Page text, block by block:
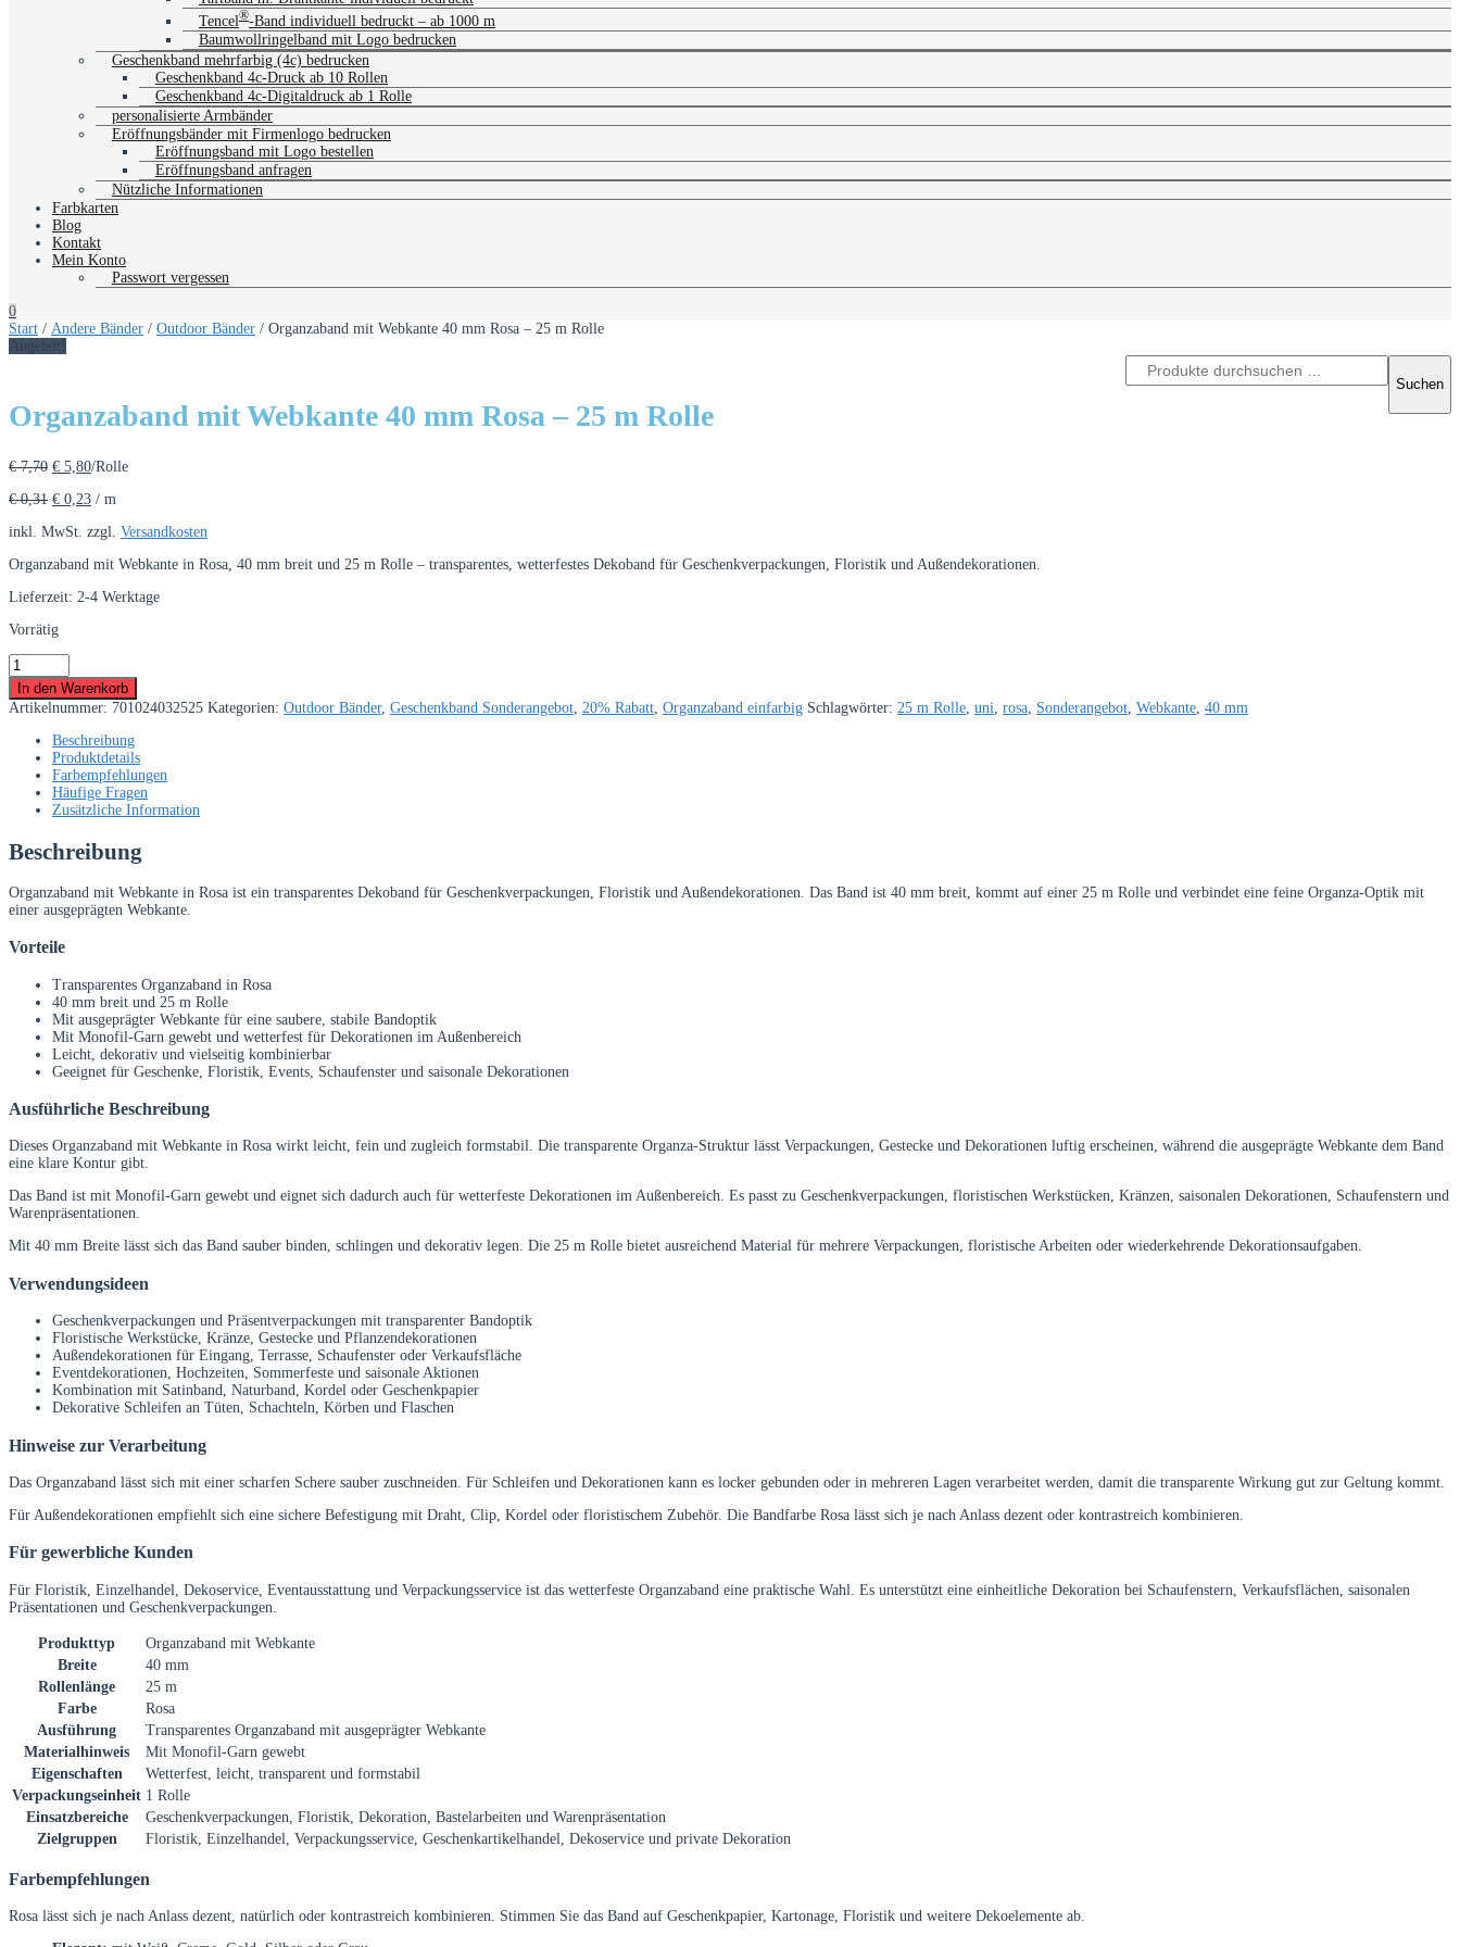
Tencel®-Band individuell bedruckt – ab 1000 m
Baumwollringelband mit Logo bedrucken
Geschenkband mehrfarbig (4c) bedrucken
Geschenkband 4c-Druck ab 10 Rollen
Geschenkband 4c-Digitaldruck ab 1 Rolle
personalisierte Armbänder
Eröffnungsbänder mit Firmenlogo bedrucken
Eröffnungsband mit Logo bestellen
Eröffnungsband anfragen
Nützliche Informationen
Farbkarten
Blog
Kontakt
Mein Konto
Passwort vergessen
0
Start / Andere Bänder / Outdoor Bänder / Organzaband mit Webkante 40 mm Rosa – 25 m Rolle
Organzaband mit Webkante 40 mm Rosa – 25 m Rolle
€7,70 Ursprünglicher
war:
€ 5,80Aktueller
ist:
/Rolle
€0,31 € 0,23 / m
inkl. MwSt. zzgl. Versandkosten
Organzaband mit Webkante in Rosa, 40 mm breit und 25 m Rolle – transparentes, wetterfestes Dekoband für Geschenkverpackungen, Floristik und Außendekorationen.
Lieferzeit: 2-4 Werktage
Vorrätig
Organzaband
mit
Webkante
40
Rosa
Rolle
In den Warenkorb
Artikelnummer: 701024032525 Kategorien: Outdoor Bänder, Geschenkband Sonderangebot, 20% Rabatt, Organzaband einfarbig Schlagwörter: 25 m Rolle, uni, rosa, Sonderangebot, Webkante, 40 mm
Beschreibung
Produktdetails
Farbempfehlungen
Häufige Fragen
Zusätzliche Information
Beschreibung
Organzaband mit Webkante in Rosa ist ein transparentes Dekoband für Geschenkverpackungen, Floristik und Außendekorationen. Das Band ist 40 mm breit, kommt auf einer 25 m Rolle und verbindet eine feine Organza-Optik mit
einer ausgeprägten Webkante.
Vorteile
Transparentes Organzaband in Rosa
40 mm breit und 25 m Rolle
Mit ausgeprägter Webkante für eine saubere, stabile Bandoptik
Mit Monofil-Garn gewebt und wetterfest für Dekorationen im Außenbereich
Leicht, dekorativ und vielseitig kombinierbar
Geeignet für Geschenke, Floristik, Events, Schaufenster und saisonale Dekorationen
Ausführliche Beschreibung
Dieses Organzaband mit Webkante in Rosa wirkt leicht, fein und zugleich formstabil. Die transparente Organza-Struktur lässt Verpackungen, Gestecke und Dekorationen luftig erscheinen, während die ausgeprägte Webkante dem Band
eine klare Kontur gibt.
Das Band ist mit Monofil-Garn gewebt und eignet sich dadurch auch für wetterfeste Dekorationen im Außenbereich. Es passt zu Geschenkverpackungen, floristischen Werkstücken, Kränzen, saisonalen Dekorationen, Schaufenstern und
Warenpräsentationen.
Mit 40 mm Breite lässt sich das Band sauber binden, schlingen und dekorativ legen. Die 25 m Rolle bietet ausreichend Material für mehrere Verpackungen, floristische Arbeiten oder wiederkehrende Dekorationsaufgaben.
Verwendungsideen
Geschenkverpackungen und Präsentverpackungen mit transparenter Bandoptik
Floristische Werkstücke, Kränze, Gestecke und Pflanzendekorationen
Außendekorationen für Eingang, Terrasse, Schaufenster oder Verkaufsfläche
Eventdekorationen, Hochzeiten, Sommerfeste und saisonale Aktionen
Kombination mit Satinband, Naturband, Kordel oder Geschenkpapier
Dekorative Schleifen an Tüten, Schachteln, Körben und Flaschen
Hinweise zur Verarbeitung
Das Organzaband lässt sich mit einer scharfen Schere sauber zuschneiden. Für Schleifen und Dekorationen kann es locker gebunden oder in mehreren Lagen verarbeitet werden, damit die transparente Wirkung gut zur Geltung kommt.
Für Außendekorationen empfiehlt sich eine sichere Befestigung mit Draht, Clip, Kordel oder floristischem Zubehör. Die Bandfarbe Rosa lässt sich je nach Anlass dezent oder kontrastreich kombinieren.
Für gewerbliche Kunden
Für Floristik, Einzelhandel, Dekoservice, Eventausstattung und Verpackungsservice ist das wetterfeste Organzaband eine praktische Wahl. Es unterstützt eine einheitliche Dekoration bei Schaufenstern, Verkaufsflächen, saisonalen
Präsentationen und Geschenkverpackungen.
Produkttyp
Organzaband mit Webkante
Breite
40 mm
Rollenlänge
25 m
Farbe
Rosa
Ausführung
Transparentes Organzaband mit ausgeprägter Webkante
Materialhinweis
Mit Monofil-Garn gewebt
Eigenschaften
Wetterfest, leicht, transparent und formstabil
Verpackungseinheit 1 Rolle
Einsatzbereiche
Geschenkverpackungen, Floristik, Dekoration, Bastelarbeiten und Warenpräsentation
Zielgruppen
Floristik, Einzelhandel, Verpackungsservice, Geschenkartikelhandel, Dekoservice und private Dekoration
Farbempfehlungen
Rosa lässt sich je nach Anlass dezent, natürlich oder kontrastreich kombinieren. Stimmen Sie das Band auf Geschenkpapier, Kartonage, Floristik und weitere Dekoelemente ab.